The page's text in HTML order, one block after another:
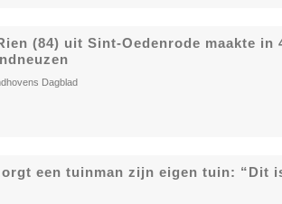
(84) uit Sint-Oedenrode maakte in
Dagblad
een tuinman zijn eigen tuin: “Dit